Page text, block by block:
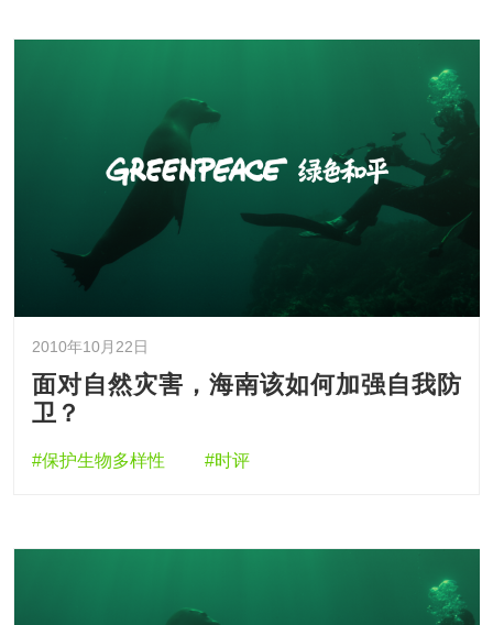
2010年10月22日
面对自然灾害，海南该如何加强自我防
卫？
#保护生物多样性 #时评